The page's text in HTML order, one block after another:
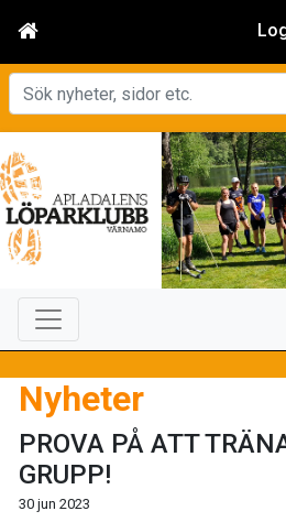
Nyheter
PROVA PÅ ATT
GRUPP!
30 jun 2023